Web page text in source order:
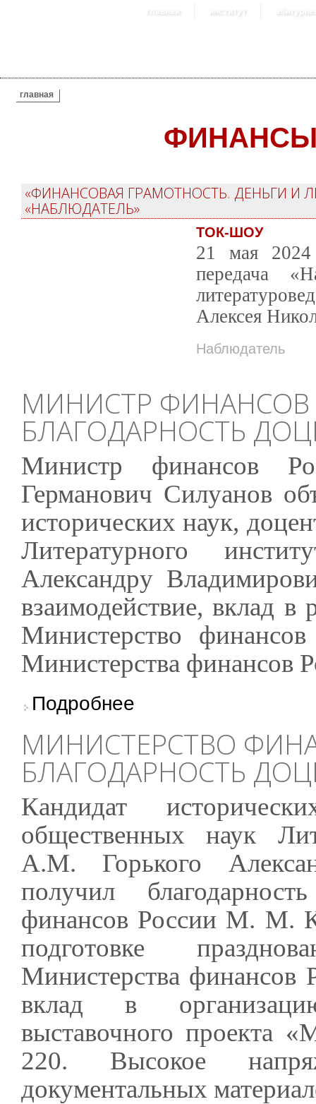
главная институт
ВЫ ЗДЕСЬ
главная
«ФИНАНСОВАЯ ГРАМОТНОСТЬ. ДЕНЬГИ И
«НАБЛЮДАТЕЛЬ»
ТОК-ШОУ
21 мая 2024
передача
Алексея
Наблюдатель
МИНИСТР
БЛАГОДАРНОСТЬ
Министр финансов
Германович Силуанов
исторических наук,
Литературного
Александру
взаимодействие, вклад
Министерство
Министерства финансов
Подробнее
МИНИСТЕРСТВО
БЛАГОДАРНОСТЬ
Кандидат
общественных наук
А.М. Горького
получил
финансов России М. М.
подготовке
Министерства финансов
вклад в организацию
выставочного проекта
220. Высокое
документальных